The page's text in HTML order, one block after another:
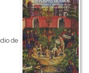
de